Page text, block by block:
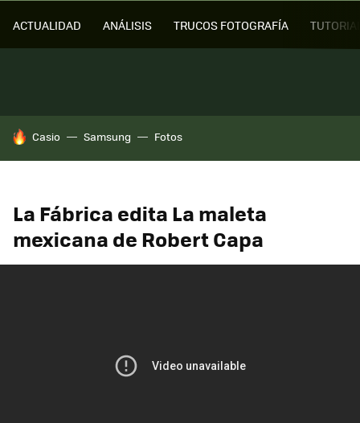
ACTUALIDAD ANÁLISIS TRUCOS FOTOGRAFÍA
HOY SE HABLA DE
Casio Samsung Fotos
La Fábrica edita La maleta
mexicana de Robert Capa